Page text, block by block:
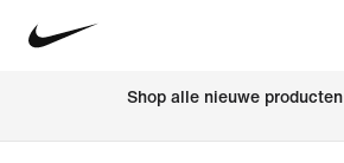
Shop alle nieuwe producten